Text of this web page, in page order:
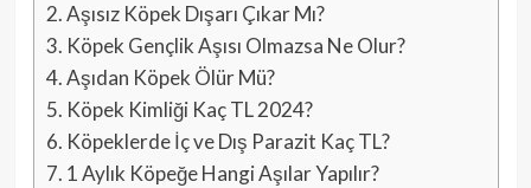
2.Aşısız Köpek Dışarı Çıkar Mı?
3. Köpek Gençlik Aşısı Olmazsa Ne Olur?
4.Aşıdan Köpek Ölür Mü?
5. Köpek Kimliği Kaç TL 2024?
6. Köpeklerde İç ve Dış Parazit Kaç TL?
7. 1 Aylık Köpeğe Hangi Aşılar Yapılır?